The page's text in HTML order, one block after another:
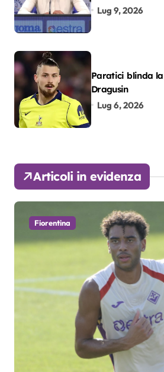
colpo”
Lug 9, 2026
Paratici blinda
Dragusin
Lug 6, 2026
Articoli in evidenza
Fiorentina